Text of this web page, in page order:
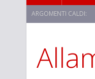
ARGOMENTI CALDI: